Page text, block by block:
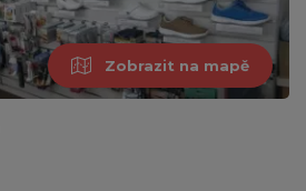
Zobrazit na mapě